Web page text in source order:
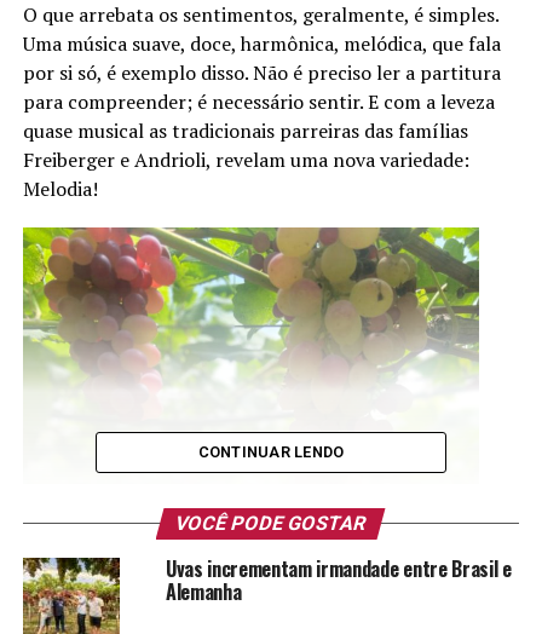
O que arrebata os sentimentos, geralmente, é simples.
Uma música suave, doce, harmônica, melódica, que fala
por si só, é exemplo disso. Não é preciso ler a partitura
para compreender; é necessário sentir. E com a leveza
quase musical as tradicionais parreiras das famílias
Freiberger e Andrioli, revelam uma nova variedade:
Melodia!
CONTINUAR LENDO
VOCÊ PODE GOSTAR
Uvas incrementam irmandade entre Brasil e
Alemanha